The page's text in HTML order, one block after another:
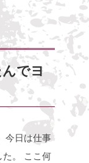
でヨ
今日は仕事
。
ここ何